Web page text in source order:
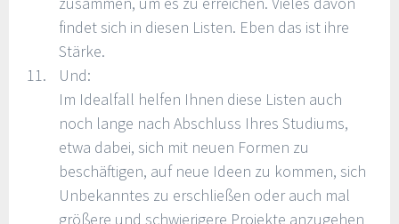
findet sich in diesen Listen. Eben das ist ihre
Stärke.
Und:
Im Idealfall helfen Ihnen diese Listen auch
noch lange nach Abschluss Ihres Studiums,
etwa dabei, sich mit neuen Formen zu
beschäftigen, auf neue Ideen zu kommen, sich
Unbekanntes zu erschließen oder auch mal
größere und schwierigere Projekte anzugehen